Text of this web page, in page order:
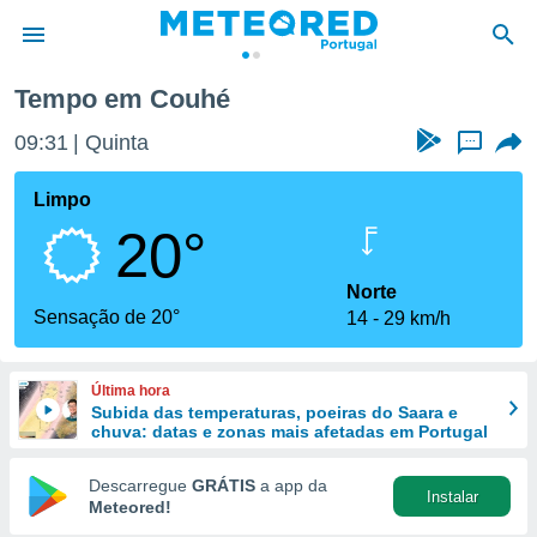
da
foi
fornecidas
a este
das
e
forma
digital
Tempo em Couhé
09:31 Quinta ...
Limpo
20°
Sensação de 20°
Norte
14
29 km/h
Última hora
Subida das temperaturas, poeiras do Saara e
chuva: datas e zonas mais afetadas em Portugal
Descarregue GRÁTIS a app da
Meteored!
Instalar